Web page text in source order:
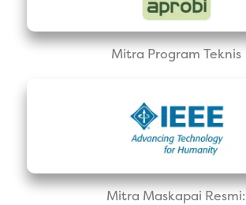
Mitra Program Teknis
Mitra Maskapai Resmi: